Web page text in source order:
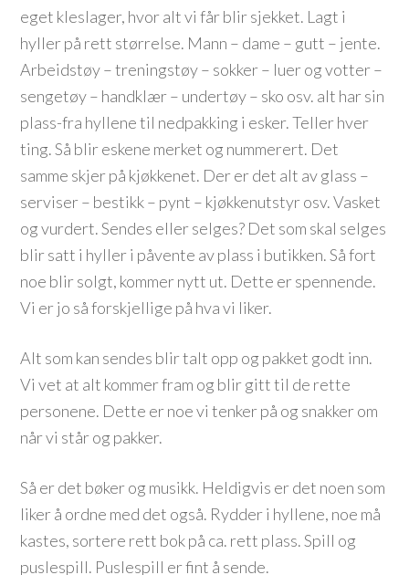
eget kleslager, hvor alt vi får blir sjekket. Lagt i
hyller på rett størrelse. Mann – dame – gutt – jente.
Arbeidstøy – treningstøy – sokker – luer og votter –
sengetøy – handklær – undertøy – sko osv. alt har sin
plass-fra hyllene til nedpakking i esker. Teller hver
ting. Så blir eskene merket og nummerert. Det
samme skjer på kjøkkenet. Der er det alt av glass –
serviser – bestikk – pynt – kjøkkenutstyr osv. Vasket
og vurdert. Sendes eller selges? Det som skal selges
blir satt i hyller i påvente av plass i butikken. Så fort
noe blir solgt, kommer nytt ut. Dette er spennende.
Vi er jo så forskjellige på hva vi liker.
Alt som kan sendes blir talt opp og pakket godt inn.
Vi vet at alt kommer fram og blir gitt til de rette
personene. Dette er noe vi tenker på og snakker om
når vi står og pakker.
Så er det bøker og musikk. Heldigvis er det noen som
liker å ordne med det også. Rydder i hyllene, noe må
kastes, sortere rett bok på ca. rett plass. Spill og
puslespill. Puslespill er fint å sende.